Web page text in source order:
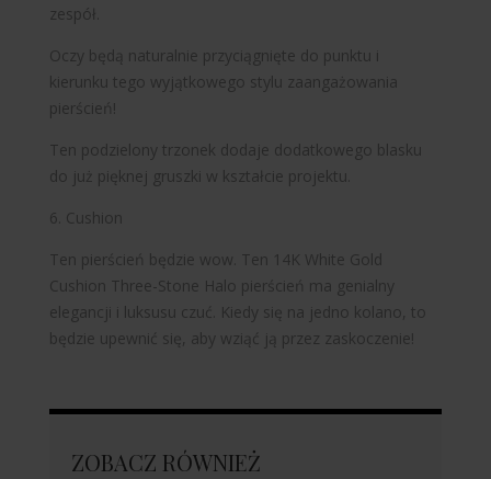
zespół.
Oczy będą naturalnie przyciągnięte do punktu i
kierunku tego wyjątkowego stylu zaangażowania
pierścień!
Ten podzielony trzonek dodaje dodatkowego blasku
do już pięknej gruszki w kształcie projektu.
6. Cushion
Ten pierścień będzie wow. Ten 14K White Gold
Cushion Three-Stone Halo pierścień ma genialny
elegancji i luksusu czuć. Kiedy się na jedno kolano, to
będzie upewnić się, aby wziąć ją przez zaskoczenie!
ZOBACZ RÓWNIEŻ